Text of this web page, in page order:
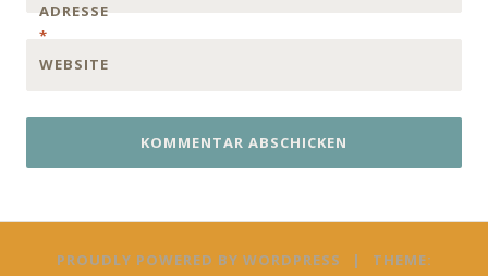
ADRESSE
*
WEBSITE
PROUDLY POWERED BY WORDPRESS |
THEME: